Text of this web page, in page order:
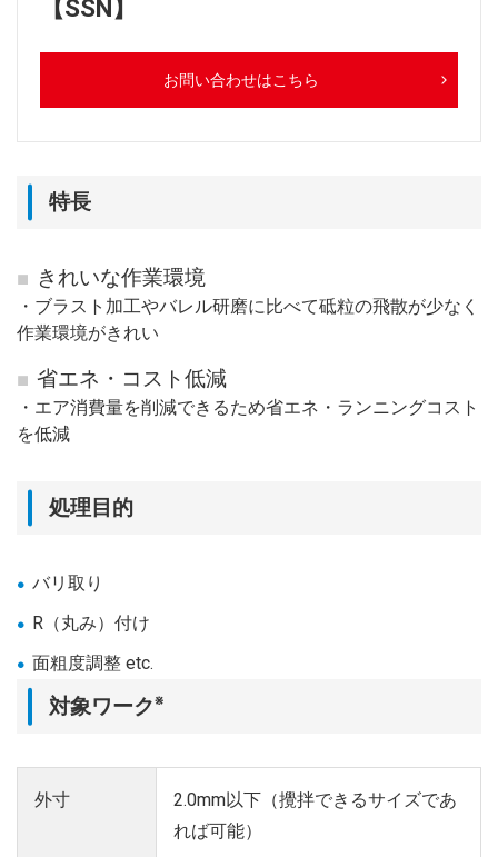
【SSN】
お問い合わせはこちら
特長
きれいな作業環境
・ブラスト加工やバレル研磨に比べて砥粒の飛散が少なく
作業環境がきれい
省エネ・コスト低減
・エア消費量を削減できるため省エネ・ランニングコスト
を低減
処理目的
バリ取り
R（丸み）付け
面粗度調整 etc.
対象ワーク※
外寸
2.0mm以下（攪拌できるサイズであ
れば可能）